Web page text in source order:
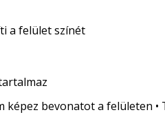
a felület színét
bevonatot a felületen •